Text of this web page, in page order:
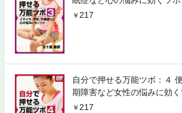
217
自分で押せる万能ツボ：４
期障害など女性の悩みに効
217